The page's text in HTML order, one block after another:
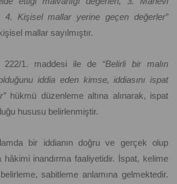
4. Kişisel mallar yerine geçen değerler”
mallar sayılmıştır.
222/1. maddesi ile de “Belirli bir malın
iddia eden kimse, iddiasını ispat
hükmü düzenleme altına alınarak, ispat
hususu belirlenmiştir.
bir iddianın doğru ve gerçek olup
hâkimi inandırma faaliyetidir. İspat, kelime
sabitleme anlamına gelmektedir.